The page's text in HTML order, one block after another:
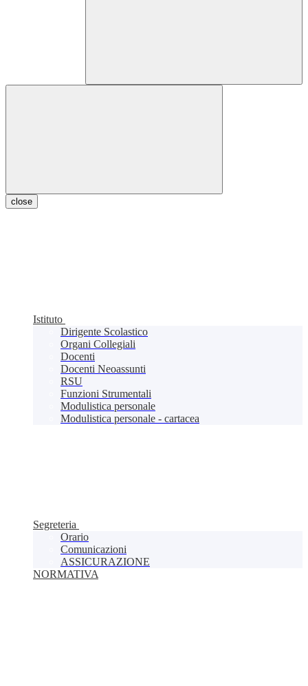
close
Istituto
Dirigente Scolastico
Organi Collegiali
Docenti
Docenti Neoassunti
RSU
Funzioni Strumentali
Modulistica personale
Modulistica personale - cartacea
Segreteria
Orario
Comunicazioni
ASSICURAZIONE
NORMATIVA